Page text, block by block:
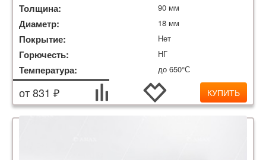
Толщина: 90 мм
Диаметр: 18 мм
Покрытие: Нет
Горючесть: НГ
Температура: до 650°С
от 831 ₽ КУПИТЬ